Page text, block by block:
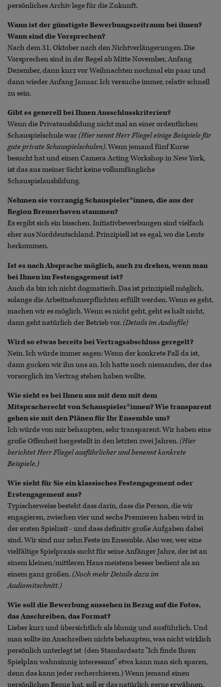
persönliches Archiv lege für die Zukunft.
Wann ist der günstigste Bewerbungszeitraum bei ihnen?
Wann sind die Vorsprechen?
Nach dem 31. Oktober nach den Nichtverlängerungen. Die
Vorsprechen sind in der Regel ab Mitte November, Anfang
Dezember, dann kurz vor Weihnachten nochmal ein paar und
dann wieder Anfang Januar. Ich versuche immer, relativ schnell
zu sein.
Gibt es generell bei Ihnen Ausschlusskriterien?
Wenn die Privatausbildung nicht mal an einer ordentlichen
Schauspielschule war (Hier nennt Herr Fliegel einige Beispiele für
gute private Schauspielschulen). Wenn jemand fünf Kurse
besucht hat und einen Camera Acting Workshop in New York,
ist das aus meiner Sicht keine vollumfängliche
Schauspielausbildung.
Nehmen sie vorrangig Schauspieler*innen, die aus der
Region Bremerhaven stammen?
Es ergibt sich ein bisschen. Initiativbewerbungen sind vielfach
eher aus Norddeutschland. Prinzipiell ist es egal, wo die Leute
herkommen.
Ist es nach Absprache möglich, auch zu drehen, wenn man
bei Ihnen im Festengagement ist?
Auch da bin ich nicht dogmatisch. Das ist prinzipiell möglich,
solange die Arbeitnehmerpflichten erfüllt werden. Wenn es geht,
machen wir es möglich. Wenn es nicht geht, geht es halt nicht,
dann geht natürlich der Betrieb vor. (Details im Audiofile)
Wird so etwas bereits bei Vertragsabschluss geregelt?
Nein. Ich würde immer sagen: Wenn der konkrete Fall da ist,
dann gucken wir ihn uns an. Ich hatte noch niemanden, der das
vorsorglich im Vertrag stehen haben wollte.
Wie sieht es bei Ihnen aus mit dem mit dem
Mitspracherecht von Schauspieler*innen? Wie transparent
gehen sie mit den Plänen für Ihr Ensemble um?
Ich würde von mir behaupten, sehr transparent. Wir haben eine
große Offenheit hergestellt in den letzten zwei Jahren. (Hier
berichtet Herr Fliegel ausführlicher und benennt konkrete
Beispiele.)
Wie sieht für Sie ein klassisches Festengagement oder
Erstengagement aus?
Typischerweise besteht dass darin, dass die Person, die wir
engagieren, zwischen vier und sechs Premieren haben wird in
der ersten Spielzeit - und dass definitiv große Aufgaben dabei
sind. Wir sind nur zehn Feste im Ensemble. Also wer, wer eine
vielfältige Spielpraxis sucht für seine Anfänger Jahre, der ist an
einem kleinen/mittleren Haus meistens besser bedient als an
einem ganz großen. (Noch mehr Details dazu im
Audiomitschnitt.)
Wie soll die Bewerbung aussehen in Bezug auf die Fotos,
das Anschreiben, das Format?
Lieber kurz und übersichtlich als blumig und ausführlich. Und
man sollte im Anschreiben nichts behaupten, was nicht wirklich
persönlich unterlegt ist (den Standardsatz "Ich finde Ihren
Spielplan wahnsinnig interessant" etwa kann man sich sparen,
denn das kann jeder recherchieren.) Wenn jemand einen
persönlichen Bezug hat, soll er das natürlich gerne erwähnen,